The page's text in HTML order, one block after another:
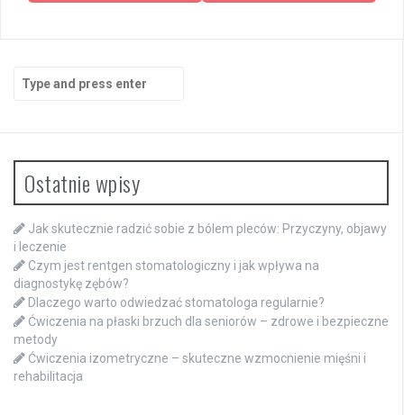
for:
Ostatnie wpisy
Jak skutecznie radzić sobie z bólem pleców: Przyczyny, objawy
i leczenie
Czym jest rentgen stomatologiczny i jak wpływa na
diagnostykę zębów?
Dlaczego warto odwiedzać stomatologa regularnie?
Ćwiczenia na płaski brzuch dla seniorów – zdrowe i bezpieczne
metody
Ćwiczenia izometryczne – skuteczne wzmocnienie mięśni i
rehabilitacja